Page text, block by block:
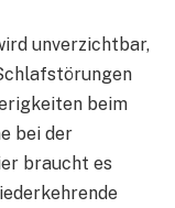
unverzichtbar,
beim
bei der
braucht es